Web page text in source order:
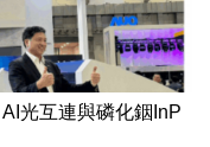
光互連與磷化銦InP